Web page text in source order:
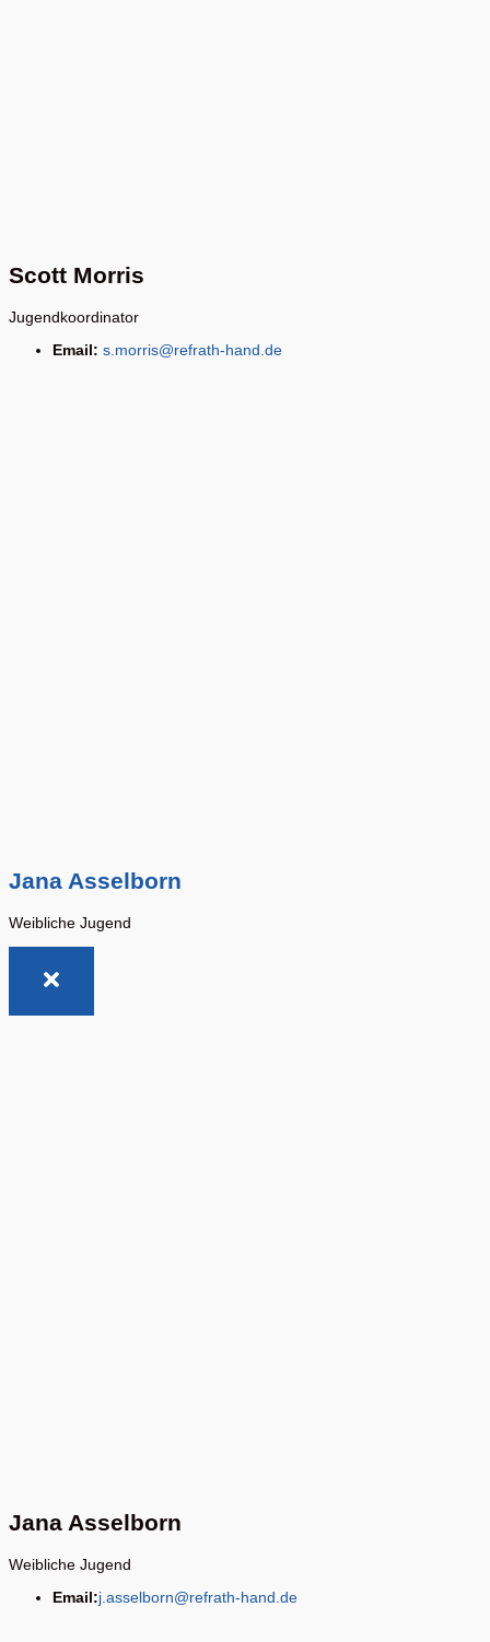
Scott Morris
Jugendkoordinator
Email: s.morris@refrath-hand.de
Jana Asselborn
Weibliche Jugend
Jana Asselborn
Weibliche Jugend
Email:j.asselborn@refrath-hand.de